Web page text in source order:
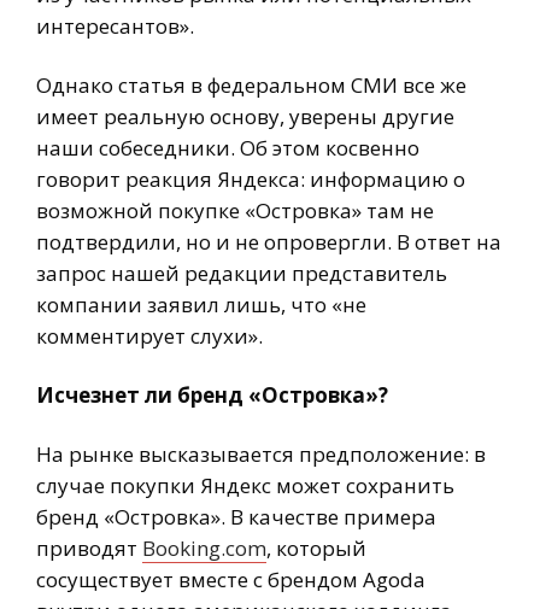
интересантов».
Однако статья в федеральном СМИ все же
имеет реальную основу, уверены другие
наши собеседники. Об этом косвенно
говорит реакция Яндекса: информацию о
возможной покупке «Островка» там не
подтвердили, но и не опровергли. В ответ на
запрос нашей редакции представитель
компании заявил лишь, что «не
комментирует слухи».
Исчезнет ли бренд «Островка»?
На рынке высказывается предположение: в
случае покупки Яндекс может сохранить
бренд «Островка». В качестве примера
приводят Booking.com, который
сосуществует вместе с брендом Agoda